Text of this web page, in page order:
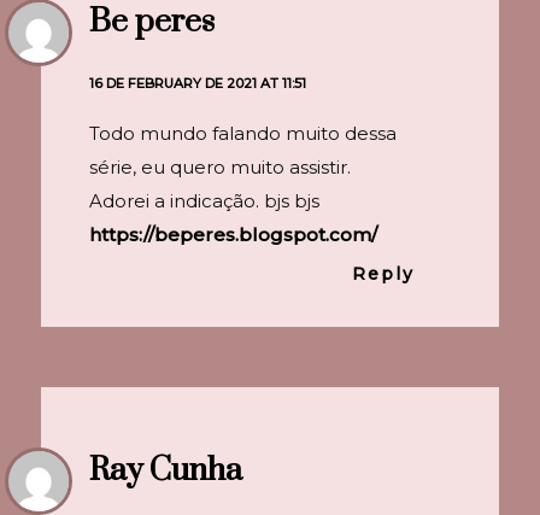
Be peres
16 DE FEBRUARY DE 2021 AT 11:51
Todo mundo falando muito dessa
série, eu quero muito assistir.
Adorei a indicação. bjs bjs
https://beperes.blogspot.com/
Reply
Ray Cunha